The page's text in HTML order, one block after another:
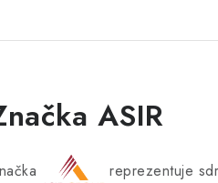
ASIR
reprezentuje